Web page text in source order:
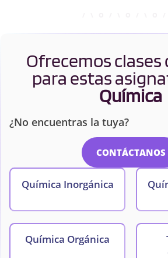
Ofrecemos clases
para estas
Química
¿No encuentras la tuya?
CONTÁCTANOS
Química Inorgánica
Química Orgánica